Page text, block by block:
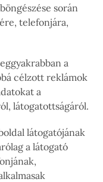
során
telefonjára,
a
célzott reklámok
a
látogatottságáról.
látogatójának
a látogató